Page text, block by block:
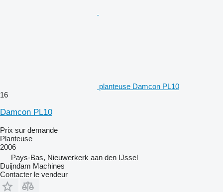
planteuse Damcon PL10
16
Damcon PL10
Prix sur demande
Planteuse
2006
Pays-Bas, Nieuwerkerk aan den IJssel
Duijndam Machines
Contacter le vendeur